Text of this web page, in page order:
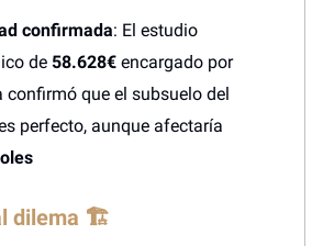
confirmada: El estudio
de 58.628€ encargado por
confirmó que el subsuelo del
perfecto, aunque afectaría
dilema 🏗️